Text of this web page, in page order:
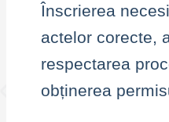
Înscrierea
actelor corecte,
respectarea
obținerea